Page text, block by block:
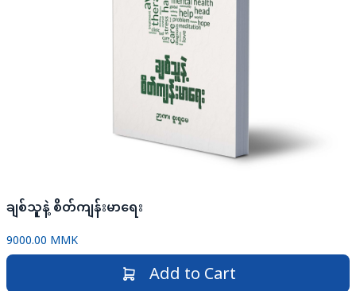
ချစ်သူနဲ့ စိတ်ကျန်းမာရေး
9000.00 MMK
Add to Cart